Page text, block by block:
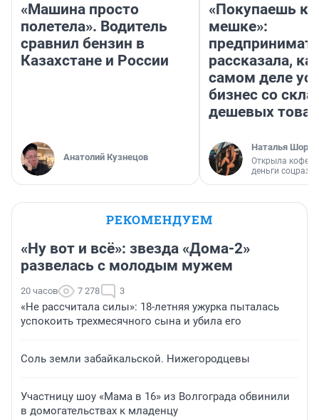
«Машина просто
полетела». Водитель
сравнил бензин в
Казахстане и России
Анатолий Кузнецов
«Покупаешь
мешке»:
рассказала,
самом деле
бизнес со
дешевых
Наталья
Открыла
деньги
РЕКОМЕНДУЕМ
«Ну вот и всё»: звезда «Дома-2»
развелась с молодым мужем
20 часов 7 278 3
«Не рассчитала силы»: 18-летняя ужурка пыталась
успокоить трехмесячного сына и убила его
Соль земли забайкальской. Нижегородцевы
Участницу шоу «Мама в 16» из Волгограда обвинили
в домогательствах к младенцу